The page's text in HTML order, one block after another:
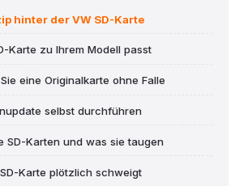
hinter der VW SD-Karte
Karte zu Ihrem Modell passt
eine Originalkarte ohne Falle
selbst durchführen
SD-Karten und was sie taugen
Karte plötzlich schweigt